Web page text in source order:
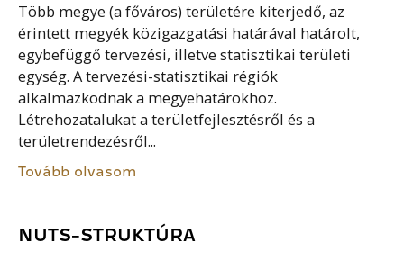
Több megye (a főváros) területére kiterjedő, az
érintett megyék közigazgatási határával határolt,
egybefüggő tervezési, illetve statisztikai területi
egység. A tervezési-statisztikai régiók
alkalmazkodnak a megyehatárokhoz.
Létrehozatalukat a területfejlesztésről és a
területrendezésről...
Tovább olvasom
NUTS-STRUKTÚRA